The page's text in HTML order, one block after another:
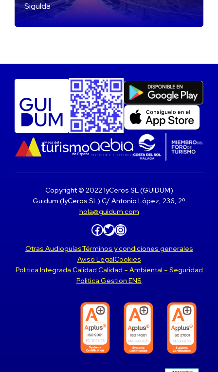
Sigulda
Copyright © 2022 1yCeros SL (GUIDUM)
Guidum (1yCeros SL) C/ Antonio López, 236, 2º
hola@guidum.com
Facebook Twitter Instagram
Otras AudioguíasTérminos y condiciones generales
Aviso LegalCookies
Politica Integrada Calidad Calidad – Ambiental – Seguridad
Politica Gestion ENS